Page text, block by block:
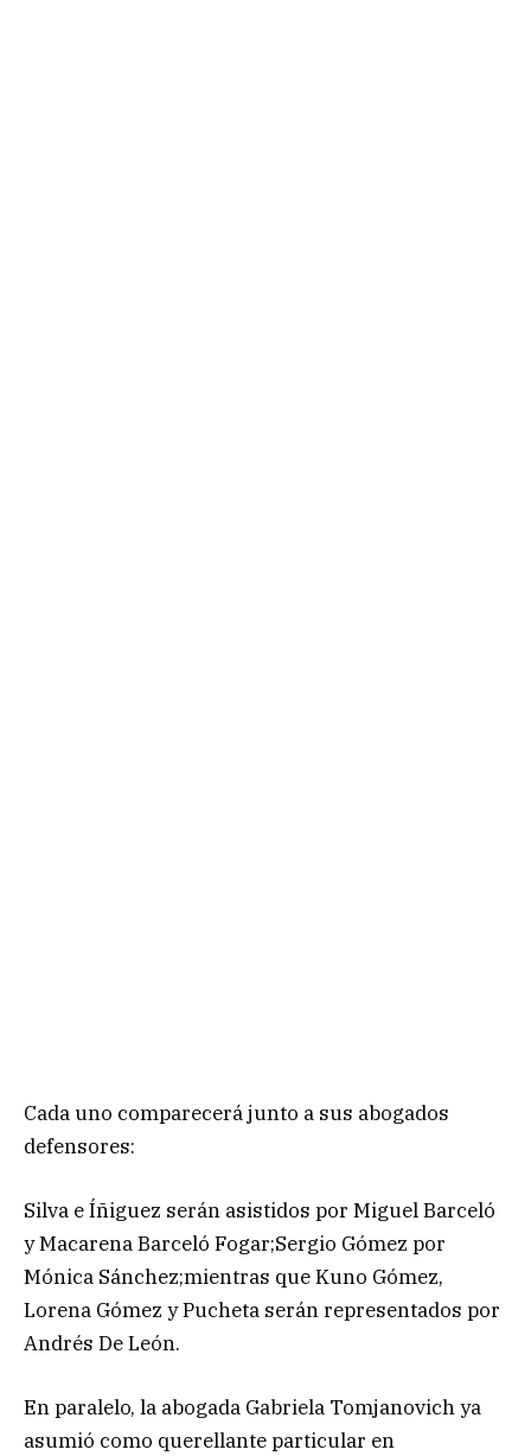
Cada uno comparecerá junto a sus abogados
defensores:
Silva e Íñiguez serán asistidos por Miguel Barceló
y Macarena Barceló Fogar;Sergio Gómez por
Mónica Sánchez;mientras que Kuno Gómez,
Lorena Gómez y Pucheta serán representados por
Andrés De León.
En paralelo, la abogada Gabriela Tomjanovich ya
asumió como querellante particular en